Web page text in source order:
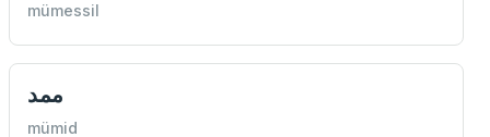
mümessil
ممد
mümid